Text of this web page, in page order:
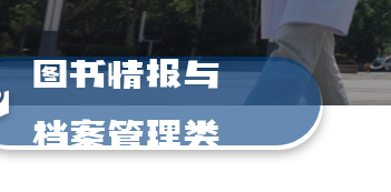
图书情报与
档案管理类